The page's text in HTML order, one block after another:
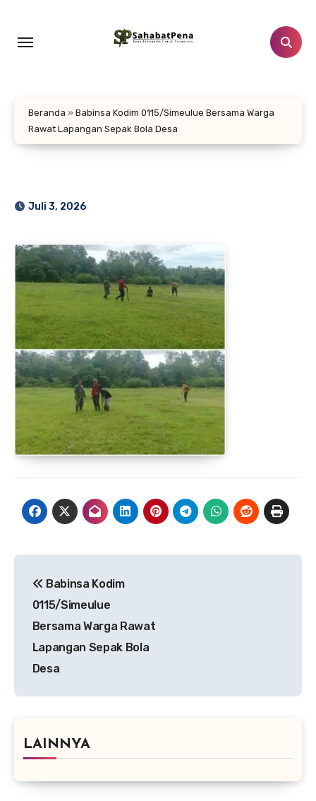
konten
Beranda » Babinsa Kodim 0115/Simeulue Bersama Warga
Rawat Lapangan Sepak Bola Desa
Juli 3, 2026
pos
Babinsa Kodim
0115/Simeulue
Bersama Warga Rawat
Lapangan Sepak Bola
Desa
LAINNYA